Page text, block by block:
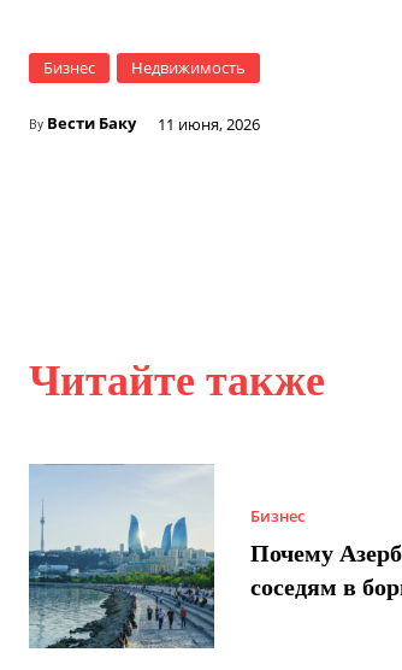
Бизнес Недвижимость
By Вести Баку 11 июня, 2026
Читайте также
Бизнес
Почему
соседям в